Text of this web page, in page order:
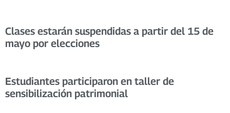
Clases estarán suspendidas a partir del 15 de
mayo por elecciones
Estudiantes participaron en taller de
sensibilización patrimonial